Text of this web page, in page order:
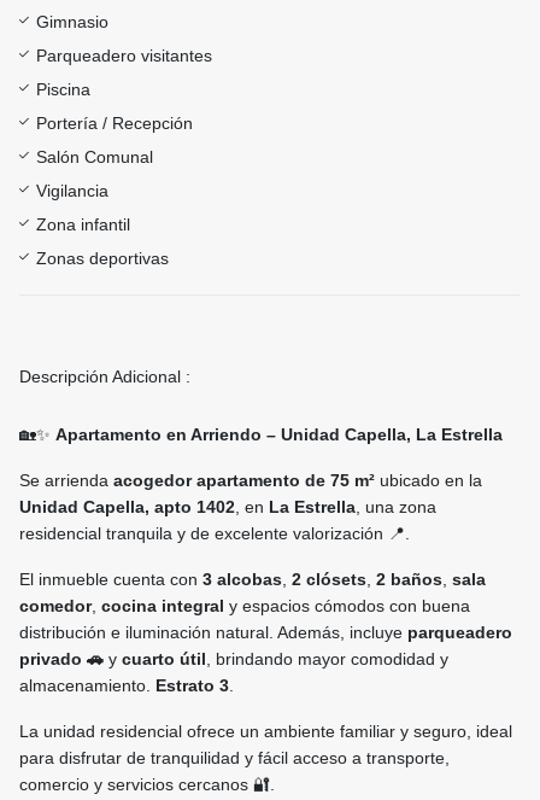
Gimnasio
Parqueadero visitantes
Piscina
Portería / Recepción
Salón Comunal
Vigilancia
Zona infantil
Zonas deportivas
Descripción Adicional :
🏡✨ Apartamento en Arriendo – Unidad Capella, La Estrella
Se arrienda acogedor apartamento de 75 m² ubicado en la
Unidad Capella, apto 1402 , en La Estrella , una zona
residencial tranquila y de excelente valorización 📍.
El inmueble cuenta con 3 alcobas 2 clósets 2 baños sala
comedor, cocina integral y espacios cómodos con buena
distribución e iluminación natural. Además, incluye parqueadero
privado 🚗 y cuarto útil , brindando mayor comodidad y
almacenamiento. Estrato 3
La unidad residencial ofrece un ambiente familiar y seguro, ideal
para disfrutar de tranquilidad y fácil acceso a transporte,
comercio y servicios cercanos 🔐.